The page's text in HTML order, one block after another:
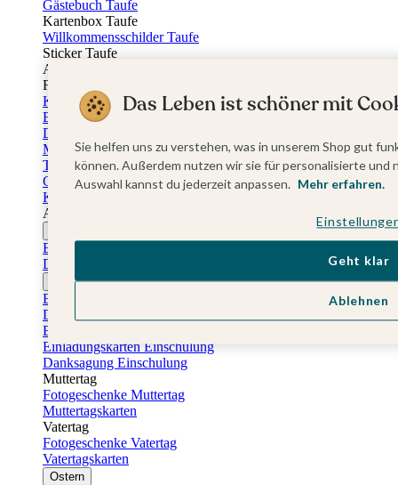
Gästebuch Taufe
Kartenbox Taufe
Willkommensschilder Taufe
Sticker Taufe
Absenderaufkleber Taufe
Fotobuch Taufe
Konfirmationskarten
Einladungskarten Konfirmation
Danksagung Konfirmation
Menükarten Konfirmation
Tischkarten Konfirmation
Gästebuch Konfirmation
Kerzen Konfirmation
Aufkleber zum Anlass Ihres Kindes
Einladungskarten Firmung
Dankeskarten Firmung
Jugendweihekarten
Einladungskarten Jugendweihe
Dankeskarten Jugendweihe
Einschulungskarten
Einladungskarten Einschulung
Danksagung Einschulung
Muttertag
Fotogeschenke Muttertag
Muttertagskarten
Vatertag
Fotogeschenke Vatertag
Vatertagskarten
Ostern
Das Leben ist schöner mit
Sie helfen uns zu verstehen, was in unserem Shop gut
können. Außerdem nutzen wir sie für personalisierte
Auswahl kannst du jederzeit anpassen. Mehr erfahren.
Ablehnen
Geht klar